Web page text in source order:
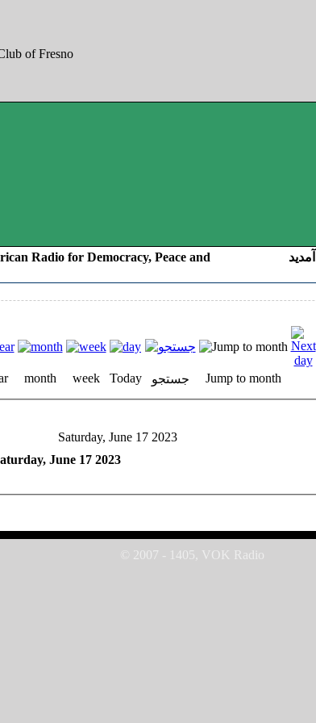
Radio for Democracy, Peace and
month week Today جستجو
Jump to month
Saturday, June 17 2023
June 17 2023
© 2007 - 1405, VOK Radio